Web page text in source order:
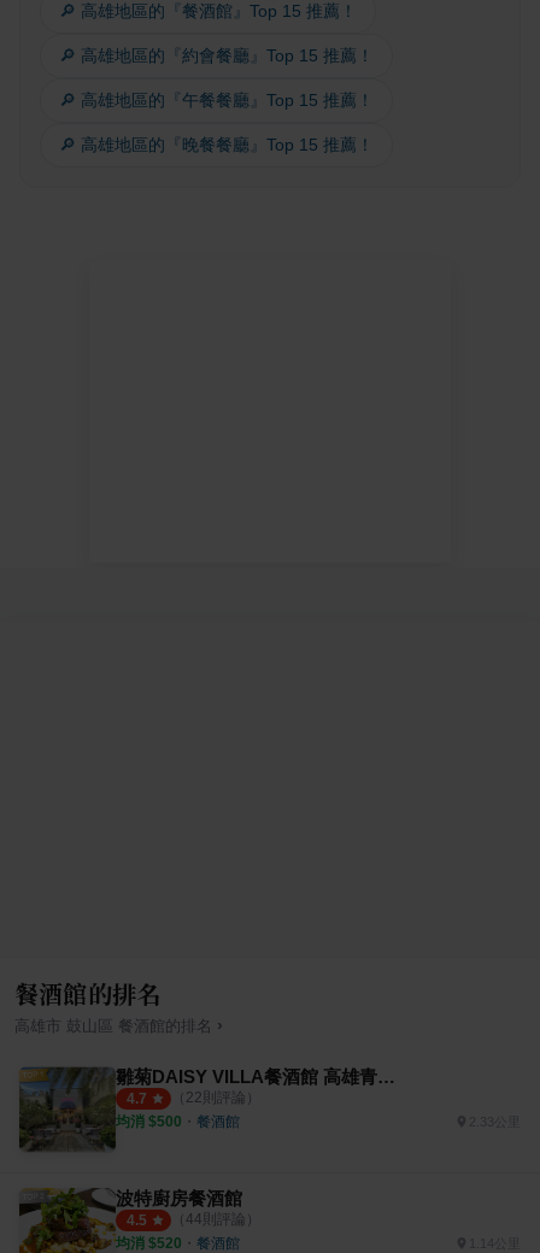
🔎 高雄地區的『餐酒館』Top 15 推薦！
🔎 高雄地區的『約會餐廳』Top 15 推薦！
🔎 高雄地區的『午餐餐廳』Top 15 推薦！
🔎 高雄地區的『晚餐餐廳』Top 15 推薦！
餐酒館的排名
高雄市 鼓山區 餐酒館 的排名 ›
雛菊DAISY VILLA餐酒館 高雄青海店
4.7 （ 22則評論）
均消 $500 ・ 餐酒館 2.33公里
波特廚房餐酒館
4.5 （ 44則評論）
均消 $520 ・ 餐酒館 1.14公里